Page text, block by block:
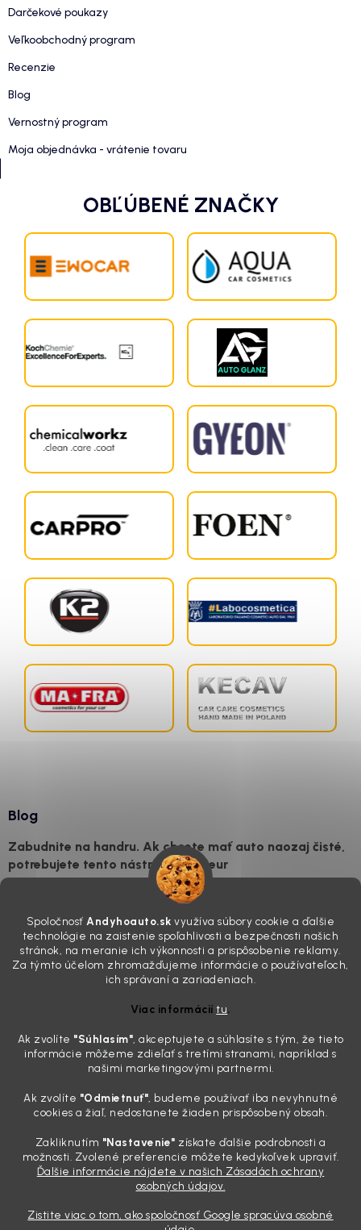
Spoločnosť Andyhoauto.sk využíva súbory cookie a ďalšie
technológie na zaistenie spoľahlivosti a bezpečnosti našich
stránok, na meranie ich výkonnosti a prispôsobenie reklamy.
Za týmto účelom zhromažďujeme informácie o používateľoch,
ich správaní a zariadeniach.
Viac informáciítu.
Ak zvolíte "Súhlasím", akceptujete a súhlasíte s tým, že tieto
informácie môžeme zdieľať s tretími stranami, napríklad s
našimi marketingovými partnermi.
Ak zvolíte "Odmietnuť", budeme používať iba nevyhnutné
cookies a žiaľ, nedostanete žiaden prispôsobený obsah.
Zakliknutím "Nastavenie" získate ďalšie podrobnosti a
možnosti. Zvolené preferencie môžete kedykoľvek upraviť.
Ďalšie informácie nájdete v našich Zásadách ochrany
osobných údajov.
Zistite viac o tom, ako spoločnosť Google spracúva osobné
Darčekové poukazy
Veľkoobchodný program
Recenzie
Blog
Vernostný program
Moja objednávka - vrátenie tovaru
OBĽÚBENÉ ZNAČKY
Blog
Zabudnite na handru. Ak chcete mať auto naozaj čisté,
potrebujete tento nástroj za pár eur
„upratanom“ aute, no pri pohľade na palubnú dosku vás ide poraziť. V
mriežkach ventilácie, okolo tlačidiel a v švíkoch sedačiek na vás stále
drzo pozerá prach. Handra ani vysávač tam jednodu...
Detailing nemusí stáť výplatu: 5 kúskov autokozmetiky,
Sobotné ráno, káva v ruke a pred vami zaprášená kapota. Pre
niekoho nuda, pre nás najlepší relax. Lenže keď si v košíku spočítate
všetky tie fľaštičky, šampóny a utierky, výsledná suma vie poriadne
pokaziť náladu. Dobrá správa je, že aj profi výbava ...
Zabudnite na šmuhy: 7 overených vychytávok, ktoré z
28.7.2026
Poznáte ten pocit. Sobota ráno, slnko sa oprie do laku a vy namiesto
radosti vidíte len šedý povlak, zaschnuté kvapky a kolesá čierne od
bodu B, ale pre nás je to vizitka. Nič nepoka...